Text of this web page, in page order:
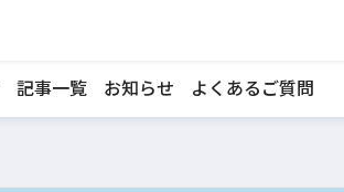
記事一覧 お知らせ よくあるご質問